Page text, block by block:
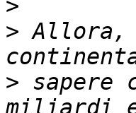
>
> Allora,
> sapere